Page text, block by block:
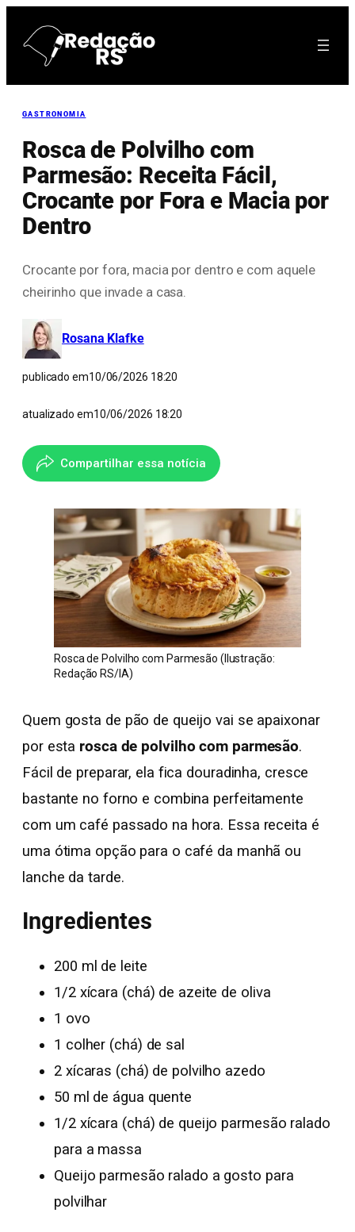
para
GASTRONOMIA
Rosca de Polvilho com
Parmesão: Receita Fácil,
Crocante por Fora e Macia por
Dentro
Crocante por fora, macia por dentro e com aquele
cheirinho que invade a casa.
Rosana Klafke
publicado em10/06/2026 18:20
atualizado em10/06/2026 18:20
Compartilhar essa notícia
Rosca de Polvilho com Parmesão (Ilustração:
Redação RS/IA)
Quem gosta de pão de queijo vai se apaixonar
por esta rosca de polvilho com parmesão.
Fácil de preparar, ela fica douradinha, cresce
bastante no forno e combina perfeitamente
com um café passado na hora. Essa receita é
uma ótima opção para o café da manhã ou
lanche da tarde.
Ingredientes
200 ml de leite
1/2 xícara (chá) de azeite de oliva
1 ovo
1 colher (chá) de sal
2 xícaras (chá) de polvilho azedo
50 ml de água quente
1/2 xícara (chá) de queijo parmesão ralado
para a massa
Queijo parmesão ralado a gosto para
polvilhar